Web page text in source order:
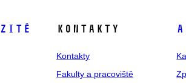
Kontakty
Kontakty
Fakulty a pracoviště